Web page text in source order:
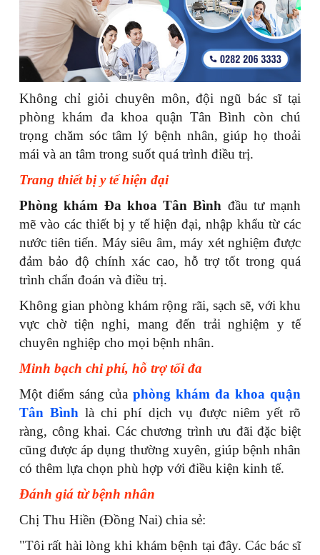
Không chỉ giỏi chuyên môn, đội ngũ bác sĩ tại
phòng khám đa khoa quận Tân Bình còn chú
trọng chăm sóc tâm lý bệnh nhân, giúp họ thoải
mái và an tâm trong suốt quá trình điều trị.
Trang thiết bị y tế hiện đại
Phòng khám Đa khoa Tân Bình đầu tư mạnh
mẽ vào các thiết bị y tế hiện đại, nhập khẩu từ các
nước tiên tiến. Máy siêu âm, máy xét nghiệm được
đảm bảo độ chính xác cao, hỗ trợ tốt trong quá
trình chẩn đoán và điều trị.
Không gian phòng khám rộng rãi, sạch sẽ, với khu
vực chờ tiện nghi, mang đến trải nghiệm y tế
chuyên nghiệp cho mọi bệnh nhân.
Minh bạch chi phí, hỗ trợ tối đa
Một điểm sáng của phòng khám đa khoa quận
Tân Bình là chi phí dịch vụ được niêm yết rõ
ràng, công khai. Các chương trình ưu đãi đặc biệt
cũng được áp dụng thường xuyên, giúp bệnh nhân
có thêm lựa chọn phù hợp với điều kiện kinh tế.
Đánh giá từ bệnh nhân
Chị Thu Hiền (Đồng Nai) chia sẻ:
"Tôi rất hài lòng khi khám bệnh tại đây. Các bác sĩ